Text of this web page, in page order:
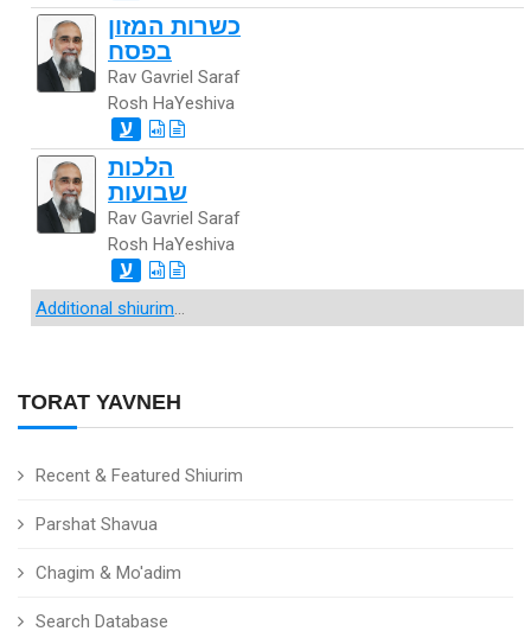
TORAT YAVNEH
Recent & Featured Shiurim
Parshat Shavua
Chagim & Mo'adim
Search Database
כשרות המזון
בפסח
Rav Gavriel Saraf
Rosh HaYeshiva
ע
הלכות
שבועות
Rav Gavriel Saraf
Rosh HaYeshiva
ע
Additional shiurim...